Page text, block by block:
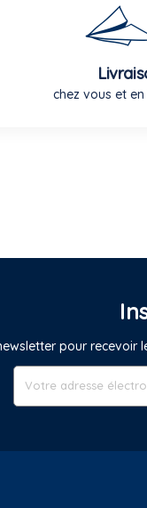
chez vous et
pour